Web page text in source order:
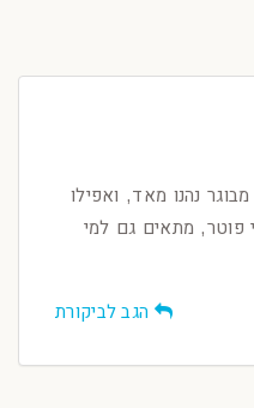
מבוגר נהנו מאד, ואפילו
פוטר, מתאים גם למי
הגב לביקורת